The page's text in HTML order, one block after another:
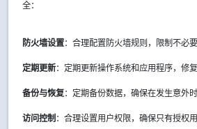
全：
防火墙设置：合理配置防火墙规则，限制不必要
定期更新：定期更新操作系统和应用程序，修
备份与恢复：定期备份数据，确保在发生意外时
访问控制 ：合理设置用户权限，确保只有授权